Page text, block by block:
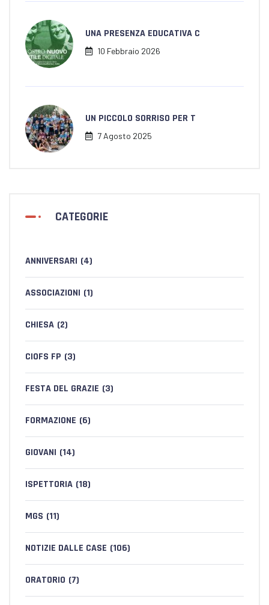
UNA PRESENZA EDUCATIVA C
10 Febbraio 2026
UN PICCOLO SORRISO PER T
7 Agosto 2025
CATEGORIE
ANNIVERSARI (4)
ASSOCIAZIONI (1)
CHIESA (2)
CIOFS FP (3)
FESTA DEL GRAZIE (3)
FORMAZIONE (6)
GIOVANI (14)
ISPETTORIA (18)
MGS (11)
NOTIZIE DALLE CASE (106)
ORATORIO (7)